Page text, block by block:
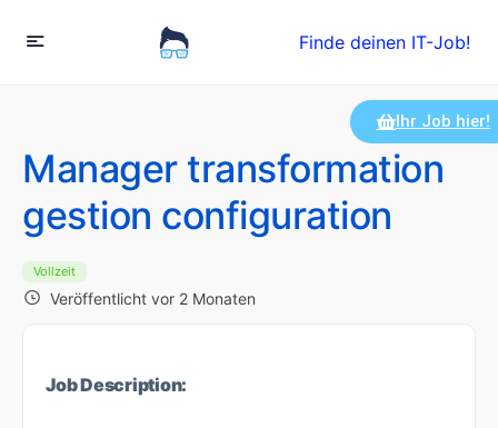
Finde deinen IT-Job!
Manager transformation
gestion configuration
Vollzeit
Veröffentlicht vor 2 Monaten
Ihr Job hier!
Job Description: